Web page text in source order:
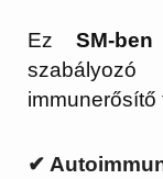
Ez SM-
immunerősítő
✔